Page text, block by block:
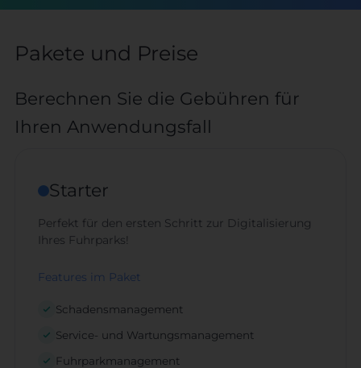
Pakete und Preise
Berechnen Sie die Gebühren für
Ihren Anwendungsfall
Starter
Perfekt für den ersten Schritt zur Digitalisierung
Ihres Fuhrparks!
Features im Paket
Schadensmanagement
Service- und Wartungsmanagement
Fuhrparkmanagement